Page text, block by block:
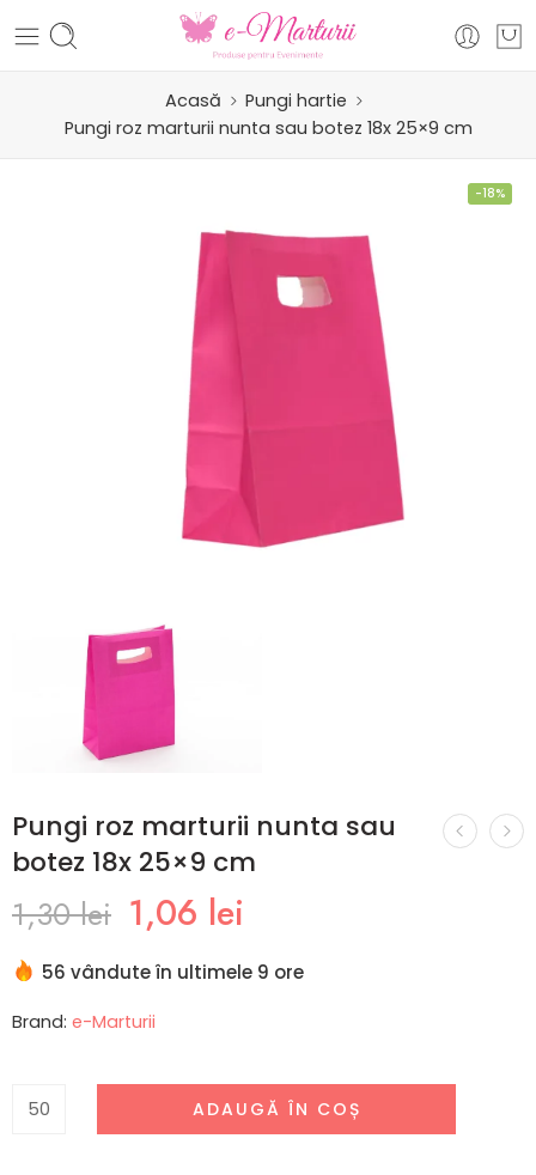
Acasă
Pungi hartie
Pungi roz marturii nunta sau botez 18x 25×9 cm
-18%
Pungi roz marturii nunta sau
botez 18x 25×9 cm
1,30lei 1,06 lei
56 vândute în ultimele 9 ore
Brand: e-Marturii
ADAUGĂ ÎN COȘ